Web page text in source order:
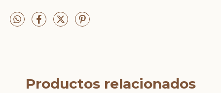
Productos relacionados